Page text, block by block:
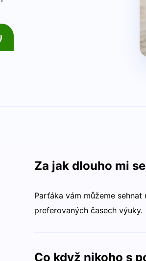
Za jak dlouho mi
Parťáka vám můžeme
preferovaných časech výuky.
Co když nikoho s